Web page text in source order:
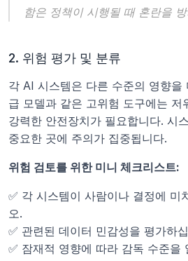
함은 정책이 시행될 때 혼란을
2. 위험 평가 및 분류
각 AI 시스템은 다른 수준의 영향을
급 모델과 같은 고위험 도구에는 저
강력한 안전장치가 필요합니다. 시
중요한 곳에 주의가 집중됩니다.
위험 검토를 위한 미니 체크리스트:
✅ 각 시스템이 사람이나 결정에 미
오.
✅ 관련된 데이터 민감성을 평가하
✅ 잠재적 영향에 따라 감독 수준을